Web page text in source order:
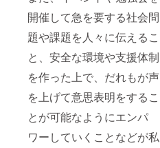
開催して急を要する社会問
題や課題を人々に伝えるこ
と、安全な環境や支援体制
を作った上で、だれもが声
を上げて意思表明をするこ
とが可能なようにエンパ
ワーしていくことなどが私